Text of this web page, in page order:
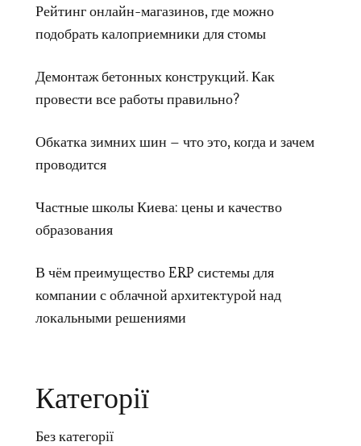
Рейтинг онлайн-магазинов, где можно
подобрать калоприемники для стомы
Демонтаж бетонных конструкций. Как
провести все работы правильно?
Обкатка зимних шин – что это, когда и зачем
проводится
Частные школы Киева: цены и качество
образования
В чём преимущество ERP системы для
компании с облачной архитектурой над
локальными решениями
Категорії
Без категорії